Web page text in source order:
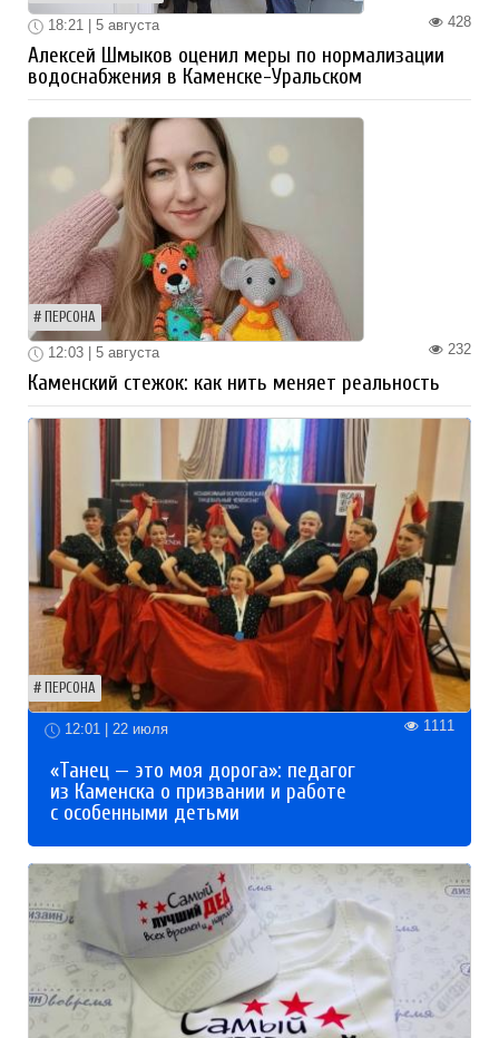
428
18:21 | 5 августа
Алексей Шмыков оценил меры по нормализации
водоснабжения в Каменске-Уральском
ПЕРСОНА
232
12:03 | 5 августа
Каменский стежок: как нить меняет реальность
ПЕРСОНА
12:01 | 22 июля 1111
«Танец — это моя дорога»: педагог
из Каменска о призвании и работе
с особенными детьми